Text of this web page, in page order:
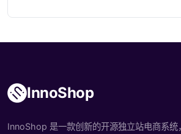
InnoShop
InnoShop 是一款创新的开源独立站电商系